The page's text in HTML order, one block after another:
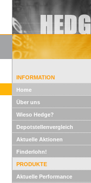
INFORMATION
Home
Über uns
Wieso Hedge?
Depotstellenvergleich
Aktuelle Aktionen
Finderlohn!
PRODUKTE
Aktuelle Performance